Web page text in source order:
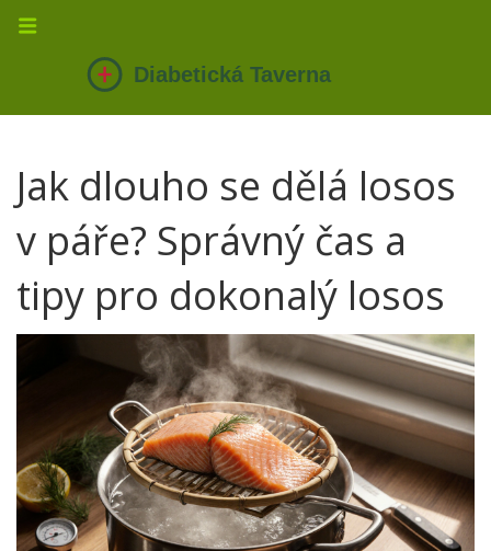
Jak dlouho se dělá losos
v páře? Správný čas a
tipy pro dokonalý losos